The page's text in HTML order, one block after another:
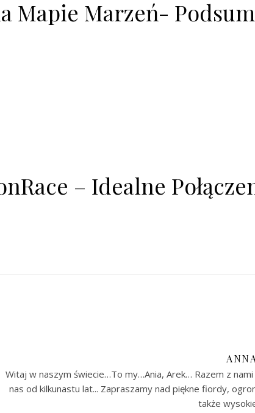
Mapie Marzeń-
– Idealne
Witaj w naszym świecie…To my…Ania, Arek… Razem z
nas od kilkunastu lat... Zapraszamy nad piękne fiordy,
także